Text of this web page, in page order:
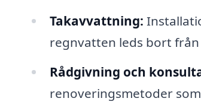
Takavvattning:
regnvatten leds bort
Rådgivning och
renoveringsmetoder